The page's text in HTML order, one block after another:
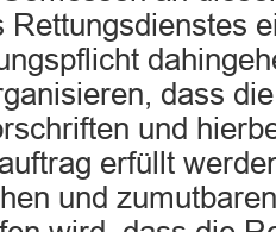
Rettungsdienstes
dass
und
erfüllt
und